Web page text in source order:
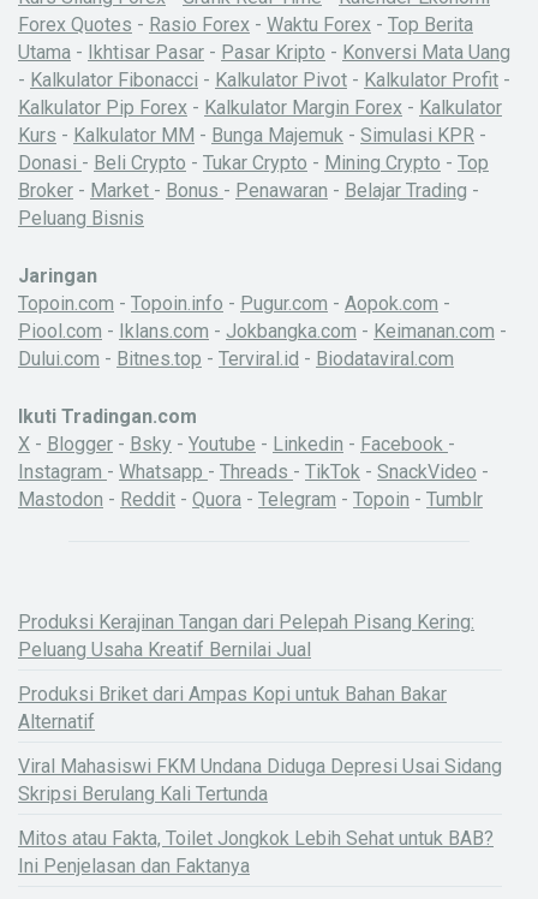
Forex Quotes - Rasio Forex - Waktu Forex - Top Berita
Utama - Ikhtisar Pasar - Pasar Kripto - Konversi Mata Uang
- Kalkulator Fibonacci - Kalkulator Pivot - Kalkulator Profit -
Kalkulator Pip Forex - Kalkulator Margin Forex - Kalkulator
Kurs - Kalkulator MM - Bunga Majemuk - Simulasi KPR -
Donasi - Beli Crypto - Tukar Crypto - Mining Crypto - Top
Broker - Market - Bonus - Penawaran - Belajar Trading -
Peluang Bisnis
Jaringan
Topoin.com - Topoin.info - Pugur.com - Aopok.com -
Piool.com - Iklans.com - Jokbangka.com - Keimanan.com -
Dului.com - Bitnes.top - Terviral.id - Biodataviral.com
Ikuti Tradingan.com
X - Blogger - Bsky - Youtube - Linkedin - Facebook -
Instagram - Whatsapp - Threads - TikTok - SnackVideo -
Mastodon - Reddit - Quora - Telegram - Topoin - Tumblr
Produksi Kerajinan Tangan dari Pelepah Pisang Kering:
Peluang Usaha Kreatif Bernilai Jual
Produksi Briket dari Ampas Kopi untuk Bahan Bakar
Alternatif
Viral Mahasiswi FKM Undana Diduga Depresi Usai Sidang
Skripsi Berulang Kali Tertunda
Mitos atau Fakta, Toilet Jongkok Lebih Sehat untuk BAB?
Ini Penjelasan dan Faktanya